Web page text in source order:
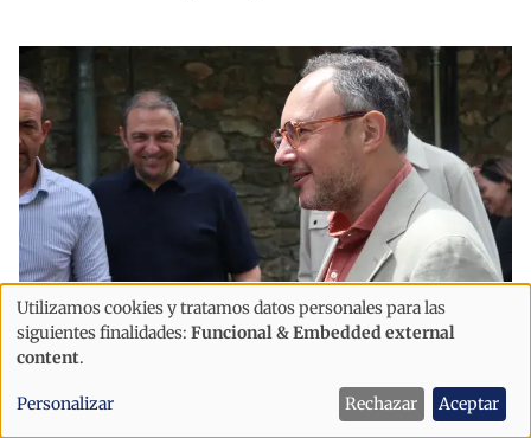
Política
"Andorra solo avanzará si sabemos
acoger"
Uso
de
datos
personales
Utilizamos cookies y tratamos datos personales para las
siguientes finalidades: Funcional & Embedded external
content.
Personalizar Rechazar Aceptar